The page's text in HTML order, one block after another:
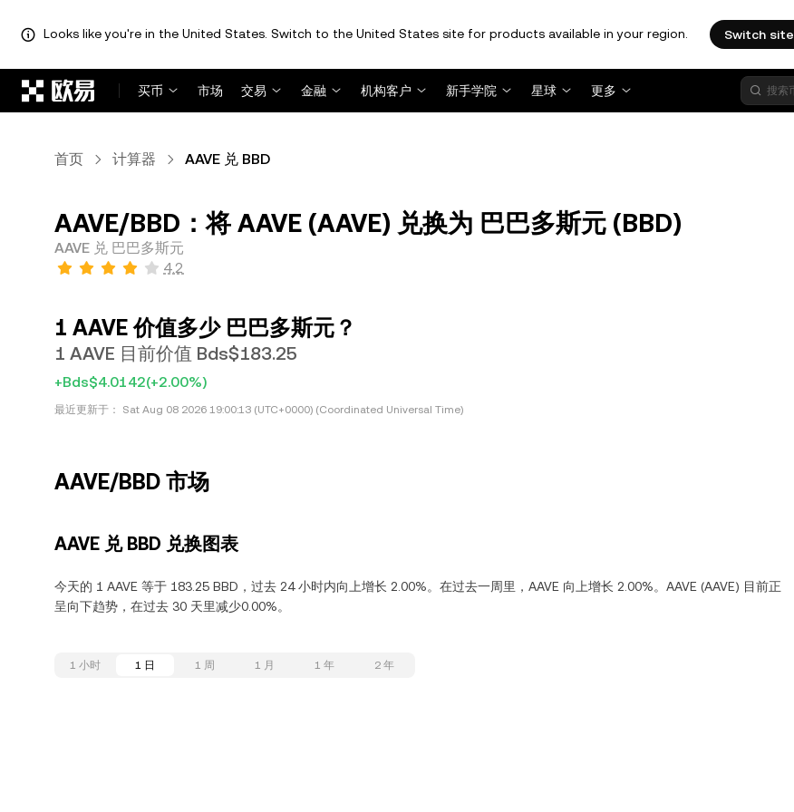
Looks like you're in the United States. Switch to the United States site for products available in your region. Switch site
买币
市场 交易 金融 机构客户 新手学院 星球 更多
首页 计算器 AAVE 兑 BBD
AAVE/BBD：将 AAVE (AAVE) 兑换为 巴巴多斯元 (BBD)
AAVE 兑 巴巴多斯元
4.2
1 AAVE 价值多少 巴巴多斯元？
1 AAVE 目前价值 Bds$183.25
+Bds$4.0142(+2.00%)
最近更新于： Sat Aug 08 2026 19:00:13 (UTC+0000) (Coordinated Universal Time)
AAVE/BBD 市场
AAVE 兑 BBD 兑换图表
今天的 1 AAVE 等于 183.25 BBD，过去 24 小时内向上增长 2.00%。在过去一周里，AAVE 向上增长 2.00%。AAVE (AAVE) 目前正
呈向下趋势，在过去 30 天里减少0.00%。
1 小时 1 日 1 周 1 月 1 年 2 年